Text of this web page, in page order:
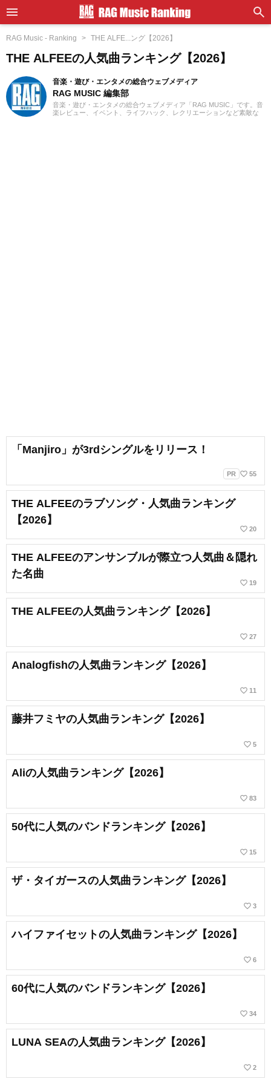
RAG Music - Ranking THE ALFE...ング【2026】
THE ALFEEの人気曲ランキング【2026】
音楽・遊び・エンタメの総合ウェブメディア
RAG MUSIC 編集部
音楽・遊び・エンタメの総合ウェブメディア「RAG MUSIC」です。音
楽レビュー、イベント、ライフハック、レクリエーションなど素敵な
「Manjiro」が3rdシングルをリリース！
PR favorite_border 55
THE ALFEEのラブソング・人気曲ランキング
【2026】
favorite_border 20
THE ALFEEのアンサンブルが際立つ人気曲＆隠れ
た名曲
favorite_border 19
THE ALFEEの人気曲ランキング【2026】
favorite_border 27
Analogfishの人気曲ランキング【2026】
favorite_border 11
藤井フミヤの人気曲ランキング【2026】
favorite_border 5
Aliの人気曲ランキング【2026】
favorite_border 83
50代に人気のバンドランキング【2026】
favorite_border 15
ザ・タイガースの人気曲ランキング【2026】
favorite_border 3
ハイファイセットの人気曲ランキング【2026】
favorite_border 6
60代に人気のバンドランキング【2026】
favorite_border 34
LUNA SEAの人気曲ランキング【2026】
favorite_border 2